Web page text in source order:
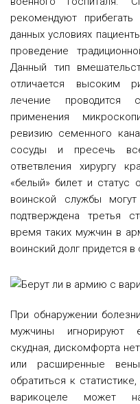
рекомендуют
данных условиях
проведение
Данный тип
отличается высоким
лечение
применения
ревизию семенного
сосуды и пресечь
ответвления хирургу
«белый» билет и статус
воинской службы
подтверждена третья
время таких мужчин в
воинский долг придется
При обнаружении
мужчины игнорируют
скудная, дискомфорта
или расширенные
обратиться к
варикоцеле может